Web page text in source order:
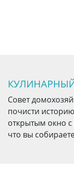
Совет
почисти
открытым окно
что вы